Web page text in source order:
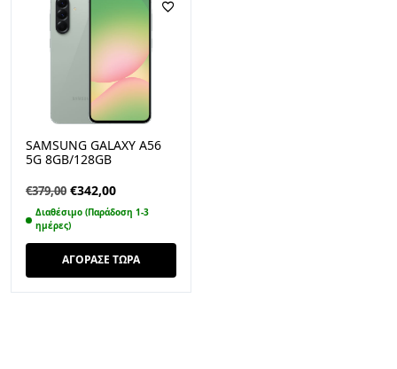
SAMSUNG GALAXY A56
5G 8GB/128GB
€379,00 Original
price
was:
€379,00.
€342,00Η
τρέχουσα
είναι:
€342,00.
Διαθέσιμο (Παράδοση 1-3
ημέρες)
ΑΓΟΡΑΣΕ ΤΩΡΑ